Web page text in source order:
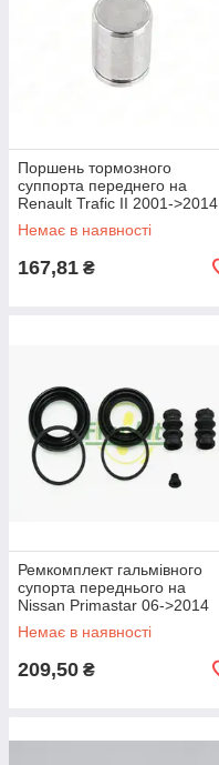
Поршень тормозного
суппорта переднего на
Renault Trafic II 2001->2014
— Frenkit - P405301
Немає в наявності
167,81 ₴
Ремкомплект гальмівного
супорта переднього на
Nissan Primastar 06->2014
(TRW) — Frenkit (Іспанія) -
240037
Немає в наявності
209,50 ₴